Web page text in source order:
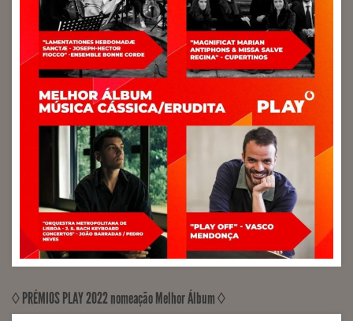
◊ PRÉMIOS PLAY 2022 nomeação Melhor Álbum ◊